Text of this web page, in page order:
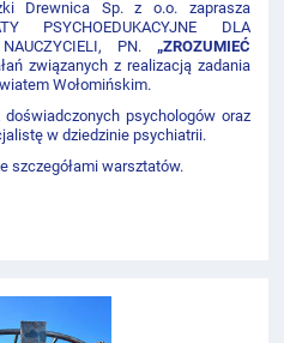
Drewnica Sp. z o.o. zaprasza
PSYCHOEDUKACYJNE DLA
PN.
„ZROZUMIEĆ
związanych z realizacją zadania
Wołomińskim.
psychologów oraz
w dziedzinie psychiatrii.
szczegółami warsztatów.